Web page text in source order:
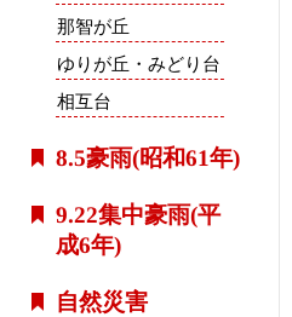
那智が丘
ゆりが丘・みどり台
相互台
8.5豪雨(昭和61年)
9.22集中豪雨(平
成6年)
自然災害